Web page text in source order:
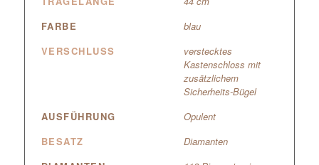
FARBE
blau
VERSCHLUSS
verstecktes
Kastenschloss mit
zusätzlichem
Sicherheits-Bügel
AUSFÜHRUNG
Opulent
BESATZ
Diamanten